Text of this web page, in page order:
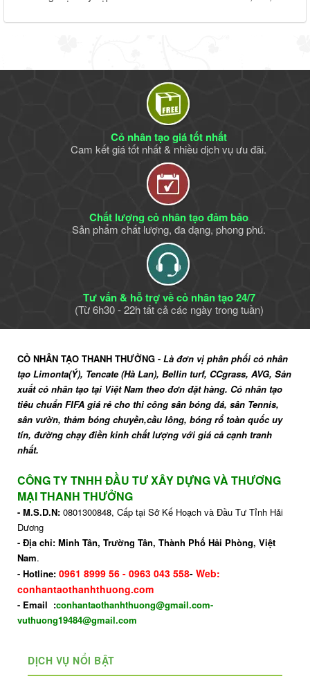
Cỏ nhân tạo giá tốt nhất
Cam kết giá tốt nhất & nhiều dịch vụ ưu đãi.
Chất lượng cỏ nhân tạo đảm bảo
Sản phẩm chất lượng, đa dạng, phong phú.
Tư vấn & hỗ trợ về cỏ nhân tạo 24/7
(Từ 6h30 - 22h tất cả các ngày trong tuần)
CỎ NHÂN TẠO THANH THƯỞNG - Là đơn vị phân phối cỏ nhân
tạo Limonta(Ý), Tencate (Hà Lan), Bellin turf, CCgrass, AVG, Sản
xuất cỏ nhân tạo tại Việt Nam theo đơn đặt hàng. Cỏ nhân tạo
tiêu chuẩn FIFA giá rẻ cho thi công sân bóng đá, sân Tennis,
sân vườn, thảm bóng chuyền,cầu lông, bóng rổ toàn quốc uy
tín, đường chạy điền kinh chất lượng với giá cả cạnh tranh
nhất.
CÔNG TY TNHH ĐẦU TƯ XÂY DỰNG VÀ THƯƠNG
MẠI THANH THƯỞNG
- M.S.D.N: 0801300848, Cấp tại Sở Kế Hoạch và Đầu Tư Tỉnh Hải
Dương
- Địa chỉ: Minh Tân, Trường Tân, Thành Phố Hải Phòng, Việt
Nam.
- Hotline: 0961 8999 56 - 0963 043 558- Web:
conhantaothanhthuong.com
- Email :conhantaothanhthuong@gmail.com-
vuthuong19484@gmail.com
DỊCH VỤ NỔI BẬT